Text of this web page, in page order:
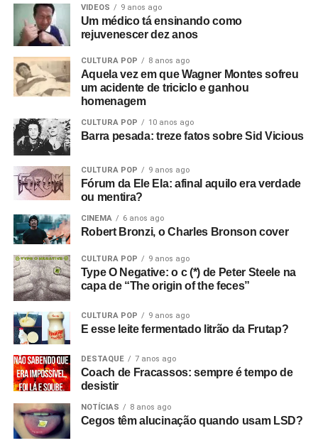
absolutamente incríveis; me arrepiaram. Quis fazer algo
com eles naquele instante. Fui falar com o dono da loja
de discos local e contei a ele sobre o clube Bowden Vale
em Altrincham, onde eu tinha visto inúmeras bandas em
1963-64, e disse que ele deveria voltar a promover
shows.
Mais tarde, apresentei-o ao Rob, que tinha um monte de
cópias do primeiro EP da banda que sobraram. Eles
estavam sem dinheiro, então venderam tudo para o dono
da loja de discos, e ele as colocou para tocar em Bowden
Vale. E era isso que eu queria desde o início, sabe? Eu
equipamentos e fiz tudo.
Com que equipamento você filmou?
setenta e duas libras, o que eu achei um absurdo!(risos)
Filmei com uma câmera de cinema Hannimex baratinha,
lançaram na época, que tinha uma faixa de som, mas
vinha num cartucho silencioso e o som era adicionado
depois, no projetor. Então filmei sem som e gravei o áudio
num gravador de rolo. Era para sincronizar depois, mas
não funcionou! Filmei a vinte e quatro quadros por
segundo, mas só funcionou a dezoito.
VIDEOS 9 anos ago
Um médico tá ensinando como
rejuvenescer dez anos
CULTURA POP 8 anos ago
Aquela vez em que Wagner Montes sofreu
um acidente de triciclo e ganhou
homenagem
CULTURA POP 10 anos ago
Barra pesada: treze fatos sobre Sid Vicious
CULTURA POP 9 anos ago
Fórum da Ele Ela: afinal aquilo era verdade
ou mentira?
CINEMA 6 anos ago
Robert Bronzi, o Charles Bronson cover
CULTURA POP 9 anos ago
Type O Negative: o c (*) de Peter Steele na
capa de “The origin of the feces”
CULTURA POP 9 anos ago
E esse leite fermentado litrão da Frutap?
DESTAQUE 7 anos ago
Coach de Fracassos: sempre é tempo de
desistir
NOTÍCIAS 8 anos ago
Cegos têm alucinação quando usam LSD?